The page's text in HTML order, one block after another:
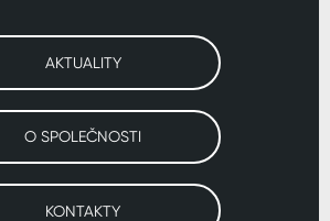
AKTUALITY
O SPOLEČNOSTI
KONTAKTY